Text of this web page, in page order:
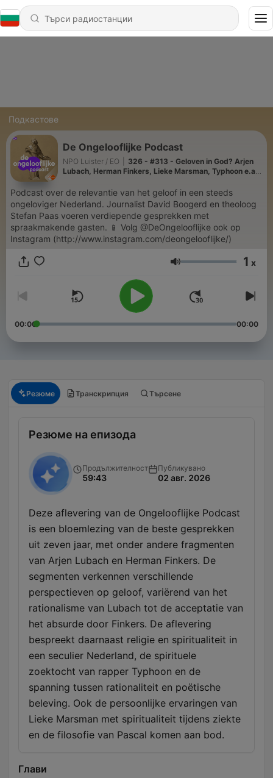
Подкастове
De Ongelooflijke Podcast
NPO Luister / EO
326 - #313 - Geloven in God? Arjen
Lubach, Herman Finkers, Lieke Marsman, Typhoon e.a. |
Podcast over de relevantie van het geloof in een steeds
ongeloviger Nederland. Journalist David Boogerd en theoloog
Stefan Paas voeren verdiepende gesprekken met
spraakmakende gasten. 📱 Volg @DeOngelooflijke ook op
Instagram (http://www.instagram.com/deongelooflijke/)
Сила на звука
1 x
00:00 00:00
Резюме Транскрипция Търсене
Резюме на епизода
Продължителност
59:43
Публикувано
02 авг. 2026
Deze aflevering van de Ongelooflijke Podcast
is een bloemlezing van de beste gesprekken
uit zeven jaar, met onder andere fragmenten
van Arjen Lubach en Herman Finkers. De
segmenten verkennen verschillende
perspectieven op geloof, variërend van het
rationalisme van Lubach tot de acceptatie van
het absurde door Finkers. De aflevering
bespreekt daarnaast religie en spiritualiteit in
een seculier Nederland, de spirituele
zoektocht van rapper Typhoon en de
spanning tussen rationaliteit en poëtische
beleving. Ook de persoonlijke ervaringen van
Lieke Marsman met spiritualiteit tijdens ziekte
en de filosofie van Pascal komen aan bod.
Глави